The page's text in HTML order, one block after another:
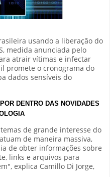
usando a liberação do
medida anunciada pelo
atrair vítimas e infectar
promete o cronograma do
dados sensíveis do
DENTRO DAS NOVIDADES
de grande interesse do
de maneira massiva,
de obter informações sobre
links e arquivos para
explica Camillo Di Jorge,